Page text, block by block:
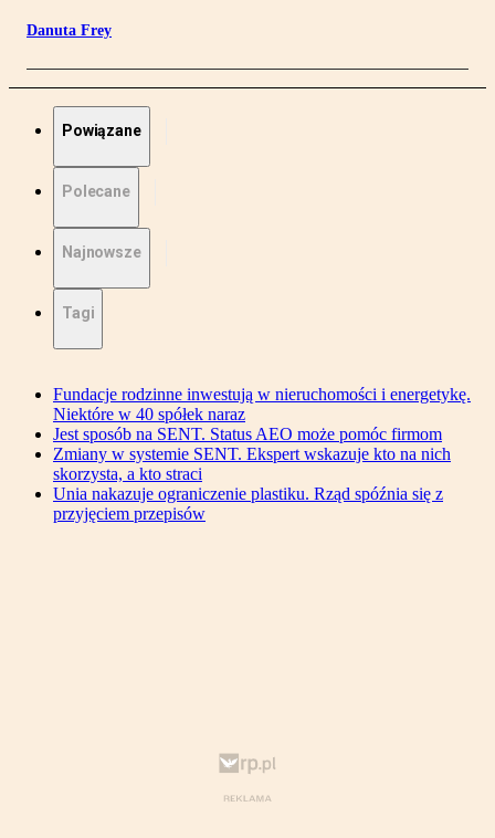
Danuta Frey
Powiązane
Polecane
Najnowsze
Tagi
Fundacje rodzinne inwestują w nieruchomości i energetykę.
Niektóre w 40 spółek naraz
Jest sposób na SENT. Status AEO może pomóc firmom
Zmiany w systemie SENT. Ekspert wskazuje kto na nich
skorzysta, a kto straci
Unia nakazuje ograniczenie plastiku. Rząd spóźnia się z
przyjęciem przepisów